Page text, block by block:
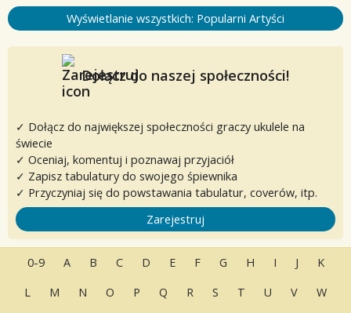
Wyświetlanie wszystkich: Popularni Artyści
Dołącz do naszej społeczności!
✓ Dołącz do największej społeczności graczy ukulele na
świecie
✓ Oceniaj, komentuj i poznawaj przyjaciół
✓ Zapisz tabulatury do swojego śpiewnika
✓ Przyczyniaj się do powstawania tabulatur, coverów, itp.
Zarejestruj
0-9 A B C D E F G H I J
K
L
M N O P Q R S T U V W